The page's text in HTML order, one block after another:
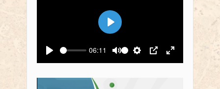
Воспроизвести
06:11
Выключить звук
Настройки
PIP На весь
Воспроизвести